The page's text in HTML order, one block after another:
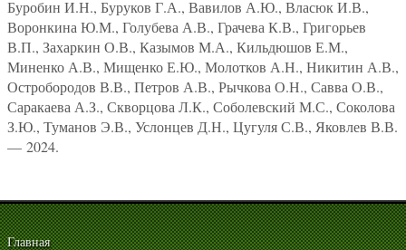
Буробин И.Н., Буруков Г.А., Вавилов А.Ю., Власюк И.В.,
Воронкина Ю.М., Голубева А.В., Грачева К.В., Григорьев
В.П., Захаркин О.В., Казымов М.А., Кильдюшов Е.М.,
Миненко А.В., Мищенко Е.Ю., Молотков А.Н., Никитин А.В.,
Остробородов В.В., Петров А.В., Рычкова О.Н., Савва О.В.,
Саракаева А.З., Скворцова Л.К., Соболевский М.С., Соколова
З.Ю., Туманов Э.В., Услонцев Д.Н., Цугуля С.В., Яковлев В.В.
— 2024.
Главная